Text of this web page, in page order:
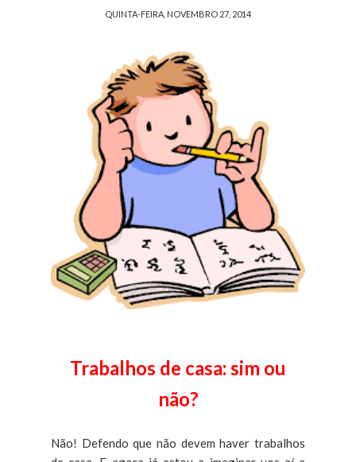
QUINTA-FEIRA, NOVEMBRO 27, 2014
Trabalhos de casa: sim ou
não?
Não! Defendo que não devem haver trabalhos